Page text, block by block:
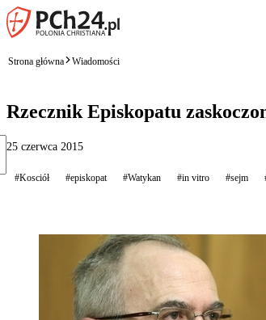
Strona główna Wiadomości
Rzecznik Episkopatu
25 czerwca 2015
#Kosciół #episkopat #Watykan #in vitro #sejm